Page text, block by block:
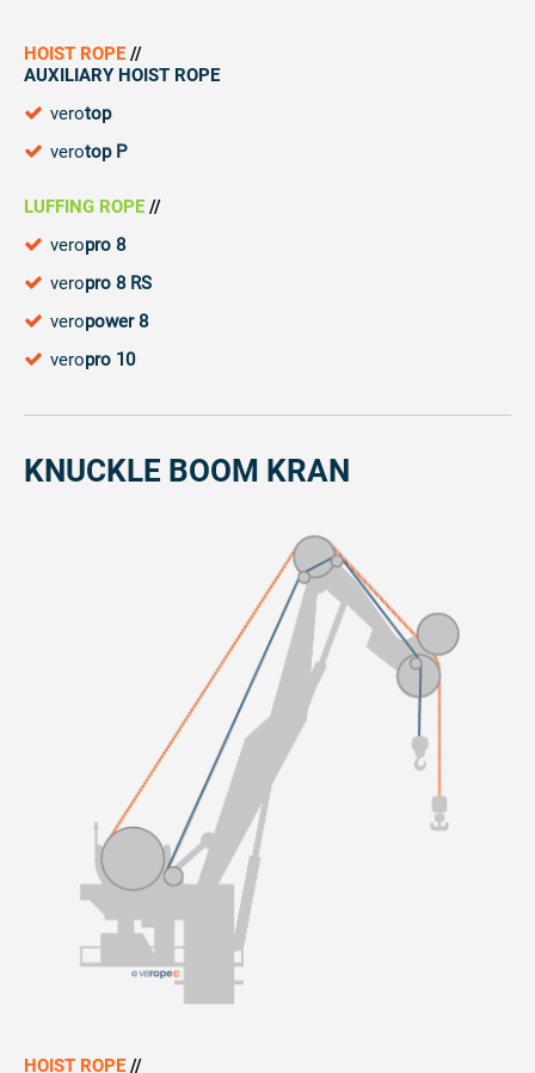
HOIST ROPE //
AUXILIARY HOIST ROPE
verotop
verotop P
LUFFING ROPE //
veropro 8
veropro 8 RS
veropower 8
veropro 10
KNUCKLE BOOM KRAN
HOIST ROPE //